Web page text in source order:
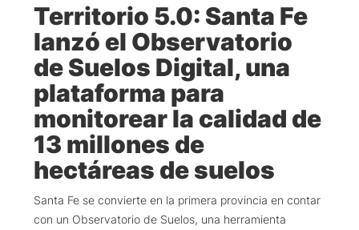
Territorio 5.0: Santa Fe
lanzó el Observatorio
de Suelos Digital, una
plataforma para
monitorear la calidad de
13 millones de
hectáreas de suelos
Santa Fe se convierte en la primera provincia en contar
con un Observatorio de Suelos, una herramienta